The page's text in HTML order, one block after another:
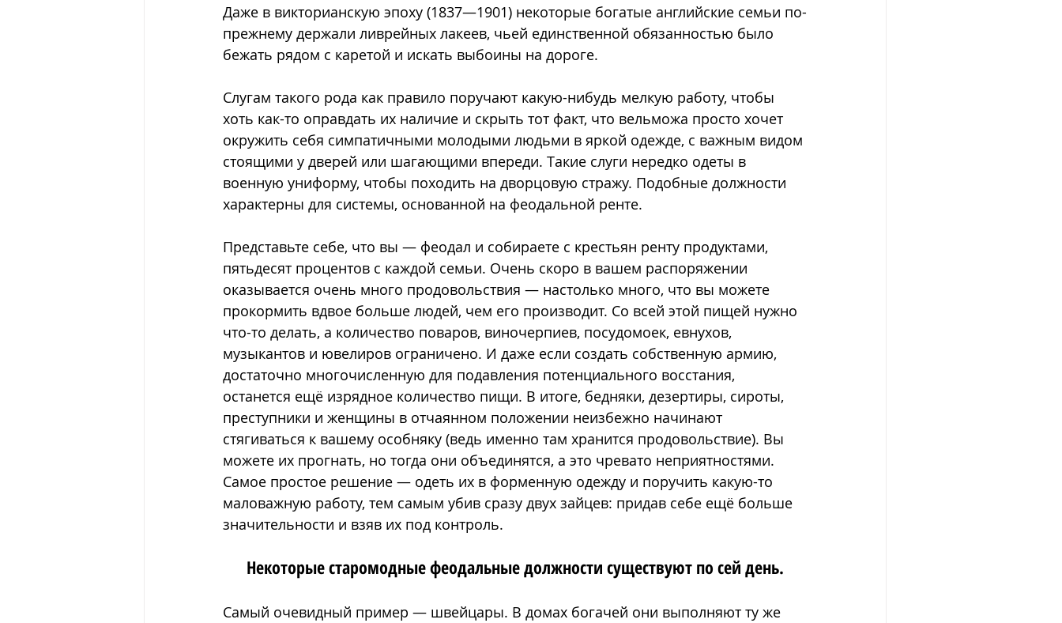
Даже в викторианскую эпоху (1837—1901) некоторые богатые английские семьи по-
прежнему держали ливрейных лакеев, чьей единственной обязанностью было
бежать рядом с каретой и искать выбоины на дороге.
Слугам такого рода как правило поручают какую-нибудь мелкую работу, чтобы
хоть как-то оправдать их наличие и скрыть тот факт, что вельможа просто хочет
окружить себя симпатичными молодыми людьми в яркой одежде, с важным видом
стоящими у дверей или шагающими впереди. Такие слуги нередко одеты в
военную униформу, чтобы походить на дворцовую стражу. Подобные должности
характерны для системы, основанной на феодальной ренте.
Представьте себе, что вы — феодал и собираете с крестьян ренту продуктами,
пятьдесят процентов с каждой семьи. Очень скоро в вашем распоряжении
оказывается очень много продовольствия — настолько много, что вы можете
прокормить вдвое больше людей, чем его производит. Со всей этой пищей нужно
что-то делать, а количество поваров, виночерпиев, посудомоек, евнухов,
музыкантов и ювелиров ограничено. И даже если создать собственную армию,
достаточно многочисленную для подавления потенциального восстания,
останется ещё изрядное количество пищи. В итоге, бедняки, дезертиры, сироты,
преступники и женщины в отчаянном положении неизбежно начинают
стягиваться к вашему особняку (ведь именно там хранится продовольствие). Вы
можете их прогнать, но тогда они объединятся, а это чревато неприятностями.
Самое простое решение — одеть их в форменную одежду и поручить какую-то
маловажную работу, тем самым убив сразу двух зайцев: придав себе ещё больше
значительности и взяв их под контроль.
Некоторые старомодные феодальные должности существуют по сей день.
Самый очевидный пример — швейцары. В домах богачей они выполняют ту же